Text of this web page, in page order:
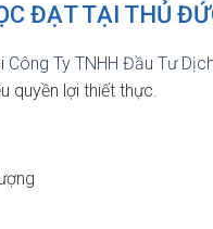
ĐẠT TẠI THỦ
Công Ty TNHH Đầu Tư
quyền lợi thiết thực.